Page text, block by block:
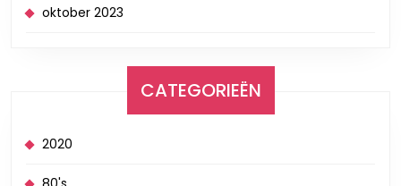
oktober 2023
CATEGORIEËN
2020